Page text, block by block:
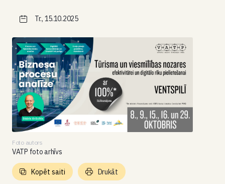
Tr., 15.10.2025
Foto autors
VATP foto arhīvs
Kopēt saiti Drukāt